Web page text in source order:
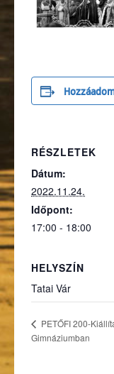
RÉSZLETEK
Dátum:
2022.11.24.
Időpont:
17:00 - 18:00
HELYSZÍN
Tatai Vár
PETŐFI 200-
Gimnáziumban